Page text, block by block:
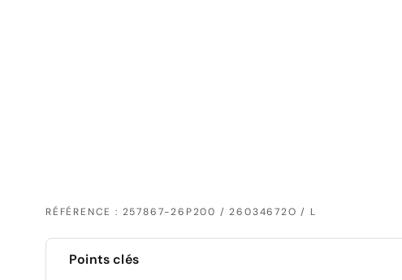
RÉFÉRENCE : 257867-26P200 / 26034672O / L
Points clés